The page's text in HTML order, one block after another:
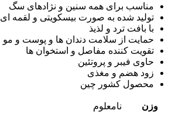
مناسب برای همه سنین و نژادهای سگ
تولید شده به صورت بیسکویتی و لقمه ای
با بافت ترد و لذیذ
حمایت از سلامت دندان ها و پوست و مو
تقویت کننده مفاصل و استخوان ها
حاوی فیبر و پروتئین
زود هضم و مغذی
محصول کشور چین
وزن نامعلوم